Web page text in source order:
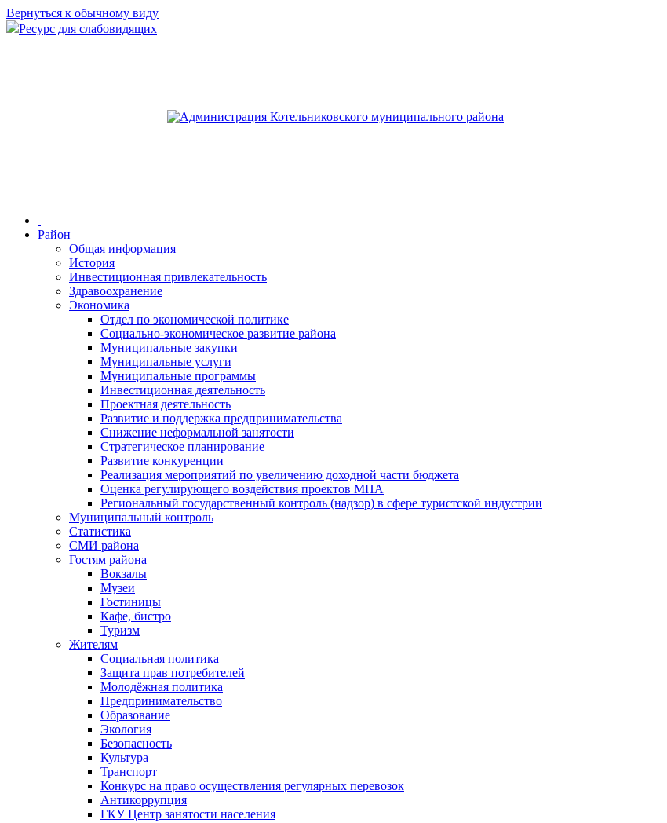
Вернуться к обычному виду
Ресурс для слабовидящих
Район
Общая информация
История
Инвестиционная привлекательность
Здравоохранение
Экономика
Отдел по экономической политике
Социально-экономическое развитие района
Муниципальные закупки
Муниципальные услуги
Муниципальные программы
Инвестиционная деятельность
Проектная деятельность
Развитие и поддержка предпринимательства
Снижение неформальной занятости
Стратегическое планирование
Развитие конкуренции
Реализация мероприятий по увеличению доходной части бюджета
Оценка регулирующего воздействия проектов МПА
Региональный государственный контроль (надзор) в сфере туристской индустрии
Муниципальный контроль
Статистика
СМИ района
Гостям района
Вокзалы
Музеи
Гостиницы
Кафе, бистро
Туризм
Жителям
Социальная политика
Защита прав потребителей
Молодёжная политика
Предпринимательство
Образование
Экология
Безопасность
Культура
Транспорт
Конкурс на право осуществления регулярных перевозок
Антикоррупция
ГКУ Центр занятости населения